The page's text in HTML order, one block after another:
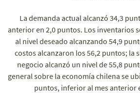
La demanda actual alcanzó 34,3
anterior en 2,0 puntos. Los inventarios
al nivel deseado alcanzando 54,9
costos alcanzaron los 56,2 puntos; la
negocio alcanzó un nivel de 55,8
general sobre la economía chilena se
puntos, inferior al mes anterior